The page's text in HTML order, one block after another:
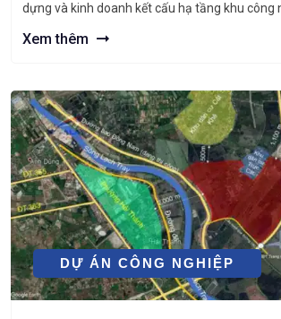
dựng và kinh doanh kết cấu hạ tầng khu công
Hải Phòng (giai đoạn 2) của nhà đầu tư Công ty
Xem thêm
DỰ ÁN CÔNG NGHIỆP